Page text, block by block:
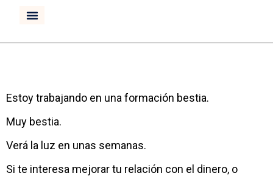
Estoy trabajando en una formación bestia.
Muy bestia.
Verá la luz en unas semanas.
Si te interesa mejorar tu relación con el dinero, o